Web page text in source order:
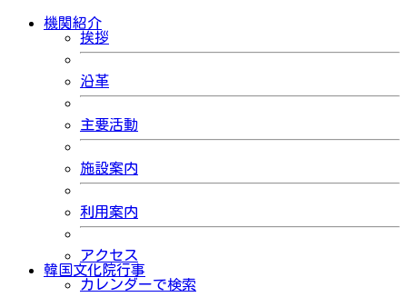
機関紹介
挨拶
沿革
主要活動
施設案内
利用案内
アクセス
韓国文化院行事
カレンダーで検索